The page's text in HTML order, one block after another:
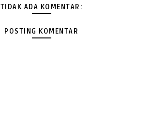
TIDAK ADA KOMENTAR:
POSTING KOMENTAR